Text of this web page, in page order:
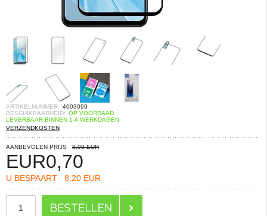
ARTIKELNUMMER: 4003099
BESCHIKBAARHEID: OP VOORRAAD.
LEVERBAAR BINNEN 1-4 WERKDAGEN
VERZENDKOSTEN
AANBEVOLEN PRIJS 8,90 EUR
EUR0,70
U BESPAART 8,20 EUR